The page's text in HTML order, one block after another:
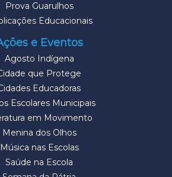
Prova Guarulhos
Educacionais
e Eventos
Agosto Indígena
que Protege
Educadoras
Escolares Municipais
em Movimento
Menina dos Olhos
Música nas Escolas
Saúde na Escola